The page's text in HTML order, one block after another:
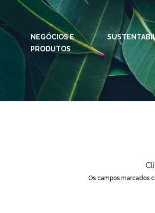
NEGÓCIOS E
PRODUTOS
IDIOMAS: PT EN
ESPAÇOS KLABIN
Relações com
Investidores
ImportamOs campos marcados